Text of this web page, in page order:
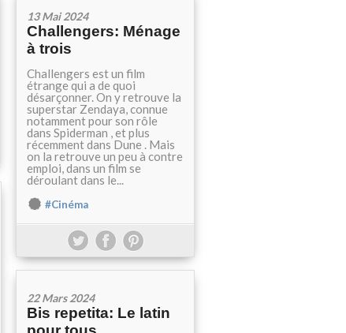
13 Mai 2024
Challengers: Ménage
à trois
Challengers est un film
étrange qui a de quoi
désarçonner. On y retrouve la
superstar Zendaya, connue
notamment pour son rôle
dans Spiderman , et plus
récemment dans Dune . Mais
on la retrouve un peu à contre
emploi, dans un film se
déroulant dans le...
#Cinéma
22 Mars 2024
Bis repetita: Le latin